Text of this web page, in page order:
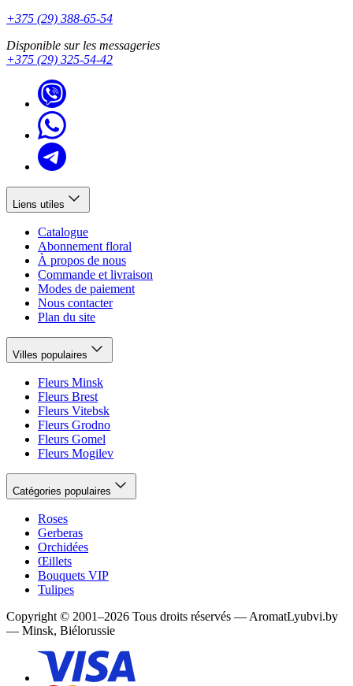
+375 (29) 388-65-54
Disponible sur les messageries
+375 (29) 325-54-42
Liens utiles
Catalogue
Abonnement floral
À propos de nous
Commande et livraison
Modes de paiement
Nous contacter
Plan du site
Villes populaires
Fleurs Minsk
Fleurs Brest
Fleurs Vitebsk
Fleurs Grodno
Fleurs Gomel
Fleurs Mogilev
Catégories populaires
Roses
Gerberas
Orchidées
Œillets
Bouquets VIP
Tulipes
Copyright © 2001–2026 Tous droits réservés — AromatLyubvi.by
— Minsk, Biélorussie